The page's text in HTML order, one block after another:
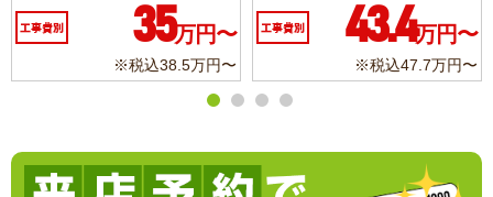
万円〜
※税込47.7万円〜
工事費別 10.3万円〜
※税込11.3万円〜
工事費別